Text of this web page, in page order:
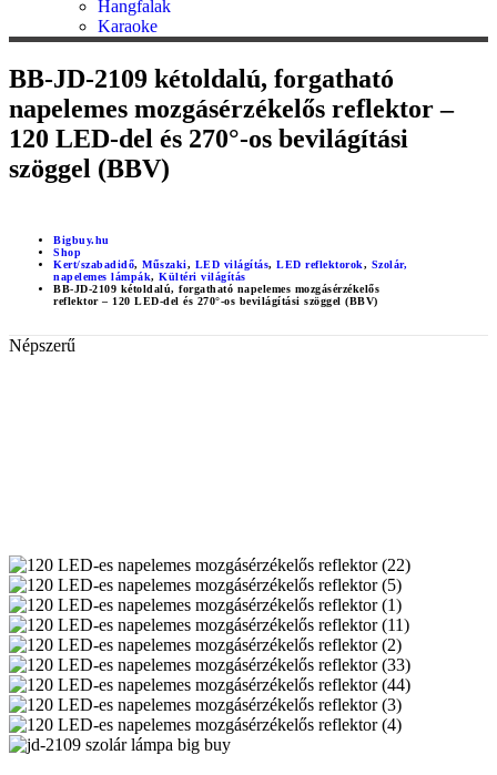
Hangfalak
Karaoke
BB-JD-2109 kétoldalú, forgatható
napelemes mozgásérzékelős reflektor –
120 LED-del és 270°-os bevilágítási
szöggel (BBV)
Bigbuy.hu
Shop
Kert/szabadidő, Műszaki, LED világítás, LED reflektorok, Szolár,
napelemes lámpák, Kültéri világítás
BB-JD-2109 kétoldalú, forgatható napelemes mozgásérzékelős
reflektor – 120 LED-del és 270°-os bevilágítási szöggel (BBV)
Népszerű